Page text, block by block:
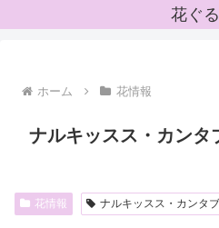
花ぐ
ホーム 花情報
ナルキッスス・カンタ
花情報 ナルキッスス・カンタ